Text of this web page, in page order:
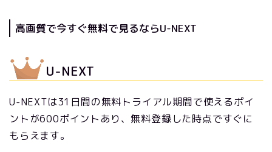
高画質で今すぐ無料で見るならU-NEXT
U-NEXT
U-NEXTは31日間の無料トライアル期間で使えるポイ
ントが600ポイントあり、無料登録した時点ですぐに
もらえます。